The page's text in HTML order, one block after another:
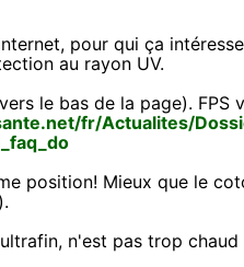
pour qui ça
au rayon UV.
le bas de la page).
fr/Actualites/
position! Mieux que le
n'est pas trop